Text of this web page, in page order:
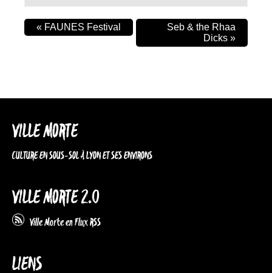
« FAUNES Festival
Seb & the Rhaa
Dicks »
VILLE MORTE
CULTURE EN SOUS-SOL À LYON ET SES ENVIRONS
VILLE MORTE 2.0
Ville Morte en Flux RSS
LIENS